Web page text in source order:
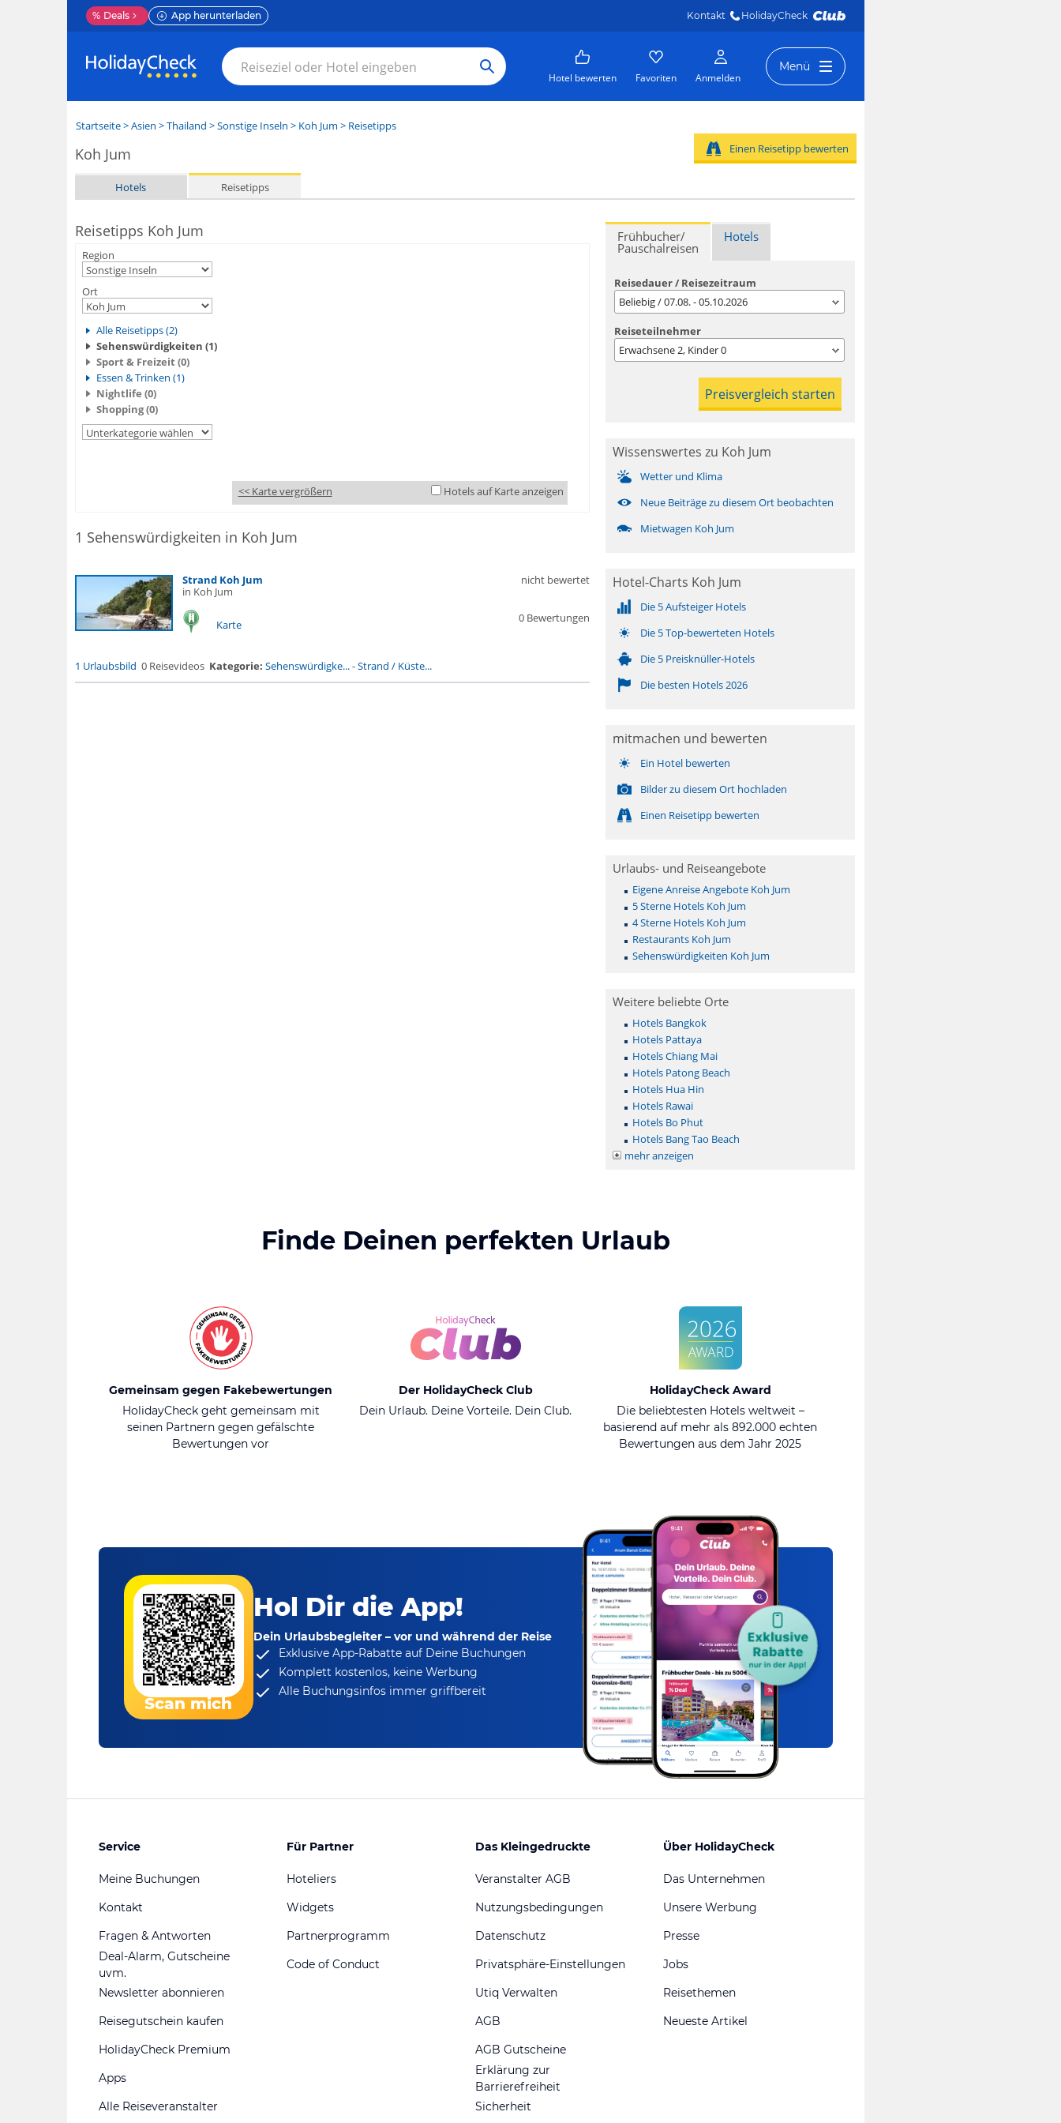
% Deals App herunterladen Kontakt HolidayCheck
Hotel bewerten Favoriten Anmelden
Menü
Startseite>Asien >Thailand >Sonstige Inseln > Koh Jum > Reisetipps
Koh Jum
Hotels Reisetipps
Einen Reisetipp bewerten
Reisetipps Koh Jum
Region
Ort
Alle Reisetipps (2)
Sehenswürdigkeiten (1)
Sport & Freizeit (0)
Essen & Trinken (1)
Nightlife (0)
Shopping (0)
<< Karte vergrößern Hotels auf Karte anzeigen
1 Sehenswürdigkeiten in Koh Jum
Strand Koh Jum
in Koh Jum
Karte 0 Bewertungen
nicht bewertet
1 Urlaubsbild 0 Reisevideos Kategorie: Sehenswürdigke...-Strand / Küste...
Frühbucher/
Pauschalreisen
Hotels
Reisedauer / Reisezeitraum
Beliebig / 07.08. - 05.10.2026
Reiseteilnehmer
Erwachsene2, Kinder0
Wissenswertes zu Koh Jum
Wetter und Klima
Neue Beiträge zu diesem Ort beobachten
Mietwagen Koh Jum
Hotel-Charts Koh Jum
Die 5 Aufsteiger Hotels
Die 5 Top-bewerteten Hotels
Die 5 Preisknüller-Hotels
Die besten Hotels 2026
mitmachen und bewerten
Ein Hotel bewerten
Bilder zu diesem Ort hochladen
Einen Reisetipp bewerten
Urlaubs- und Reiseangebote
Eigene Anreise Angebote Koh Jum
5 Sterne Hotels Koh Jum
4 Sterne Hotels Koh Jum
Restaurants Koh Jum
Sehenswürdigkeiten Koh Jum
Weitere beliebte Orte
Hotels Bangkok
Hotels Pattaya
Hotels Chiang Mai
Hotels Patong Beach
Hotels Hua Hin
Hotels Rawai
Hotels Bo Phut
Hotels Bang Tao Beach
mehr anzeigen
Finde Deinen perfekten Urlaub
Gemeinsam gegen Fakebewertungen
HolidayCheck geht gemeinsam mit
seinen Partnern gegen gefälschte
Bewertungen vor
Der HolidayCheck Club
Dein Urlaub. Deine Vorteile. Dein Club.
HolidayCheck Award
Die beliebtesten Hotels weltweit –
basierend auf mehr als 892.000 echten
Bewertungen aus dem Jahr 2025
Scan mich
Hol Dir die App!
Dein Urlaubsbegleiter – vor und während der Reise
Exklusive App-Rabatteauf Deine Buchungen
Komplett kostenlos, keine Werbung
Alle Buchungsinfos immer griffbereit
Service
Meine Buchungen
Kontakt
Fragen & Antworten
Deal-Alarm, Gutscheine
uvm.
Newsletter abonnieren
Reisegutschein kaufen
HolidayCheck Premium
Apps
Alle Reiseveranstalter
Für Partner
Hoteliers
Widgets
Partnerprogramm
Code of Conduct
Das Kleingedruckte
Veranstalter AGB
Nutzungsbedingungen
Datenschutz
Privatsphäre-Einstellungen
Utiq Verwalten
AGB
AGB Gutscheine
Erklärung zur
Barrierefreiheit
Sicherheit
Über HolidayCheck
Das Unternehmen
Unsere Werbung
Presse
Jobs
Reisethemen
Neueste Artikel